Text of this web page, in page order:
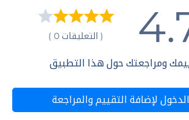
( التعليقات 0 )
ومراجعتك حول هذا التطبيق
لإضافة التقييم والمراجعة